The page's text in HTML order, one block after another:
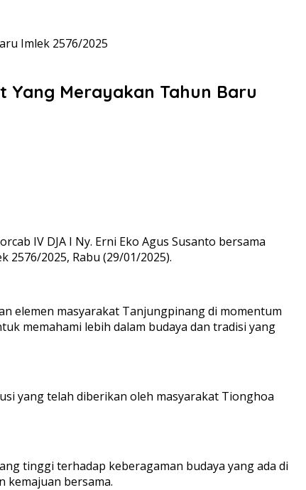
Imlek 2576/2025
Merayakan Tahun Baru
IV DJA I Ny. Erni Eko Agus Susanto bersama
2025, Rabu (29/01/2025).
elemen masyarakat Tanjungpinang di momentum
memahami lebih dalam budaya dan tradisi yang
yang telah diberikan oleh masyarakat Tionghoa
tinggi terhadap keberagaman budaya yang ada di
kemajuan bersama.